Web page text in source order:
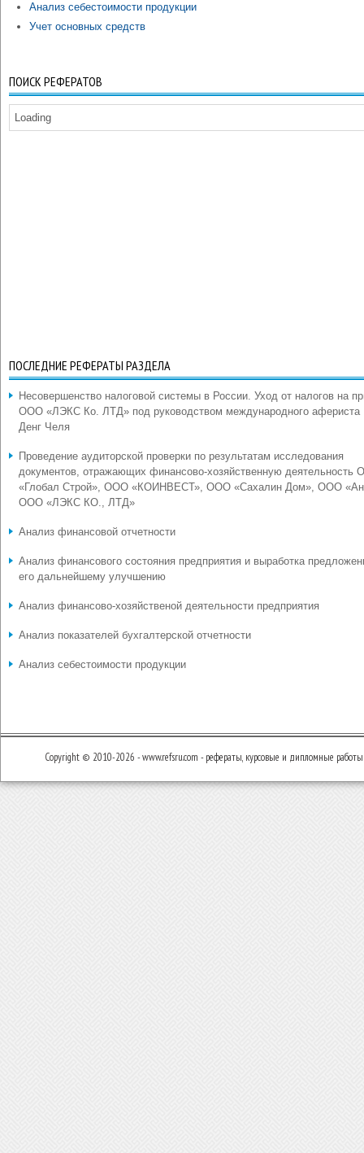
Анализ себестоимости продукции
Учет основных средств
ПОИСК РЕФЕРАТОВ
Loading
ПОСЛЕДНИЕ РЕФЕРАТЫ РАЗДЕЛА
Несовершенство налоговой системы в России. Уход от налогов на
ООО «ЛЭКС Ко. ЛТД» под руководством международного
Денг Челя
Проведение аудиторской проверки по результатам исследования
документов, отражающих финансово-хозяйственную деятельность
«Глобал Строй», ООО «КОИНВЕСТ», ООО «Сахалин Дом», ООО
ООО «ЛЭКС КО., ЛТД»
Анализ финансовой отчетности
Анализ финансового состояния предприятия и выработка
его дальнейшему улучшению
Анализ финансово-хозяйственой деятельности предприятия
Анализ показателей бухгалтерской отчетности
Анализ себестоимости продукции
Copyright © 2010-2026 - www.refsru.com - рефераты, курсовые и дипломные работы